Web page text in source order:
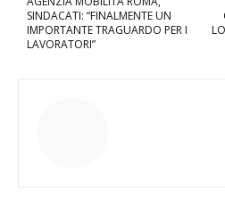
SINDACATI: “FINALMENTE UN
IMPORTANTE TRAGUARDO PER I
LAVORATORI”